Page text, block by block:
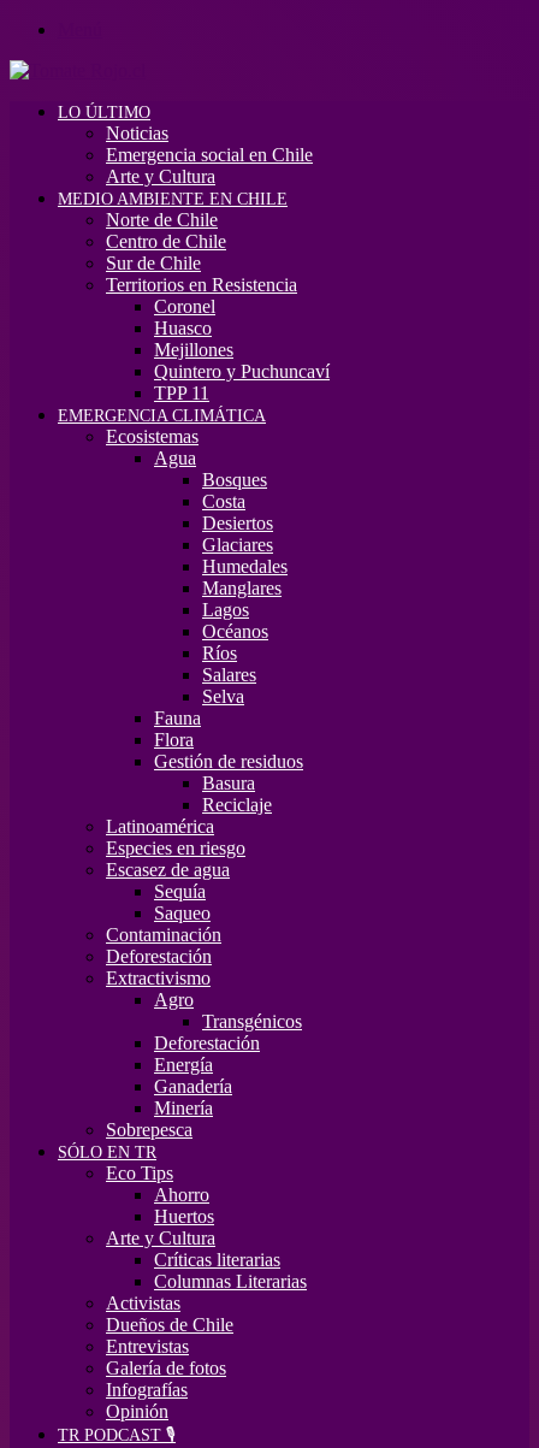
LO ÚLTIMO
Noticias
Emergencia social en Chile
Arte y Cultura
MEDIO AMBIENTE EN CHILE
Norte de Chile
Centro de Chile
Sur de Chile
Territorios en Resistencia
Coronel
Huasco
Mejillones
Quintero y Puchuncaví
TPP 11
EMERGENCIA CLIMÁTICA
Ecosistemas
Agua
Bosques
Costa
Desiertos
Glaciares
Humedales
Manglares
Lagos
Océanos
Ríos
Salares
Selva
Fauna
Flora
Gestión de residuos
Basura
Reciclaje
Latinoamérica
Especies en riesgo
Escasez de agua
Sequía
Saqueo
Contaminación
Deforestación
Extractivismo
Agro
Transgénicos
Deforestación
Energía
Ganadería
Minería
Sobrepesca
SÓLO EN TR
Eco Tips
Ahorro
Huertos
Arte y Cultura
Críticas literarias
Columnas Literarias
Activistas
Dueños de Chile
Entrevistas
Galería de fotos
Infografías
Opinión
TR PODCAST 🎙️